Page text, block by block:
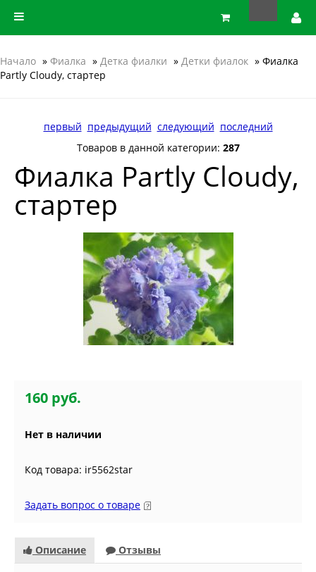
Начало » Фиалка » Детка фиалки » Детки фиалок » Фиалка
Partly Cloudy, стартер
первый предыдущий следующий последний
Товаров в данной категории: 287
Фиалка Partly Cloudy,
стартер
160 руб.
Нет в наличии
Код товара: ir5562star
Задать вопрос о товаре
Описание Отзывы